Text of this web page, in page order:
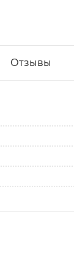
Отзывы
губка